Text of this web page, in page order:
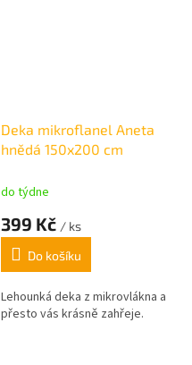
Deka mikroflanel Aneta
hnědá 150x200 cm
do týdne
399 Kč / ks
Do košíku
Lehounká deka z mikrovlákna a
přesto vás krásně zahřeje.